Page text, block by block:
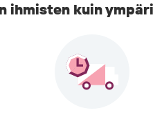
ihmisten kuin